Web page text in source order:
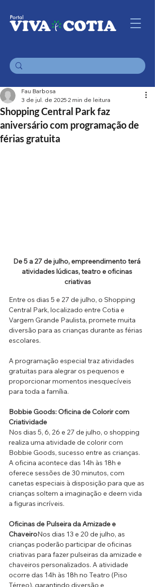
Shopping Central Park faz
aniversário com programação de
férias gratuita
Fau Barbosa
3 de jul. de 2025 2 min de leitura
De 5 a 27 de julho, empreendimento terá
atividades lúdicas, teatro e oficinas
criativas
Entre os dias 5 e 27 de julho, o Shopping
Central Park, localizado entre Cotia e
Vargem Grande Paulista, promete muita
diversão para as crianças durante as férias
escolares.
A programação especial traz atividades
gratuitas para alegrar os pequenos e
proporcionar momentos inesquecíveis
para toda a família.
Bobbie Goods: Oficina de Colorir com
Criatividade
Nos dias 5, 6, 26 e 27 de julho, o shopping
realiza uma atividade de colorir com
Bobbie Goods, sucesso entre as crianças.
A oficina acontece das 14h às 18h e
oferece sessões de 30 minutos, com
canetas especiais à disposição para que as
crianças soltem a imaginação e deem vida
a figuras incríveis.
Oficinas de Pulseira da Amizade e
ChaveiroNos dias 13 e 20 de julho, as
crianças poderão participar de oficinas
criativas para fazer pulseiras da amizade e
chaveiros personalizados. A atividade
ocorre das 14h às 18h no Teatro (Piso
Térreo), garantindo diversão e